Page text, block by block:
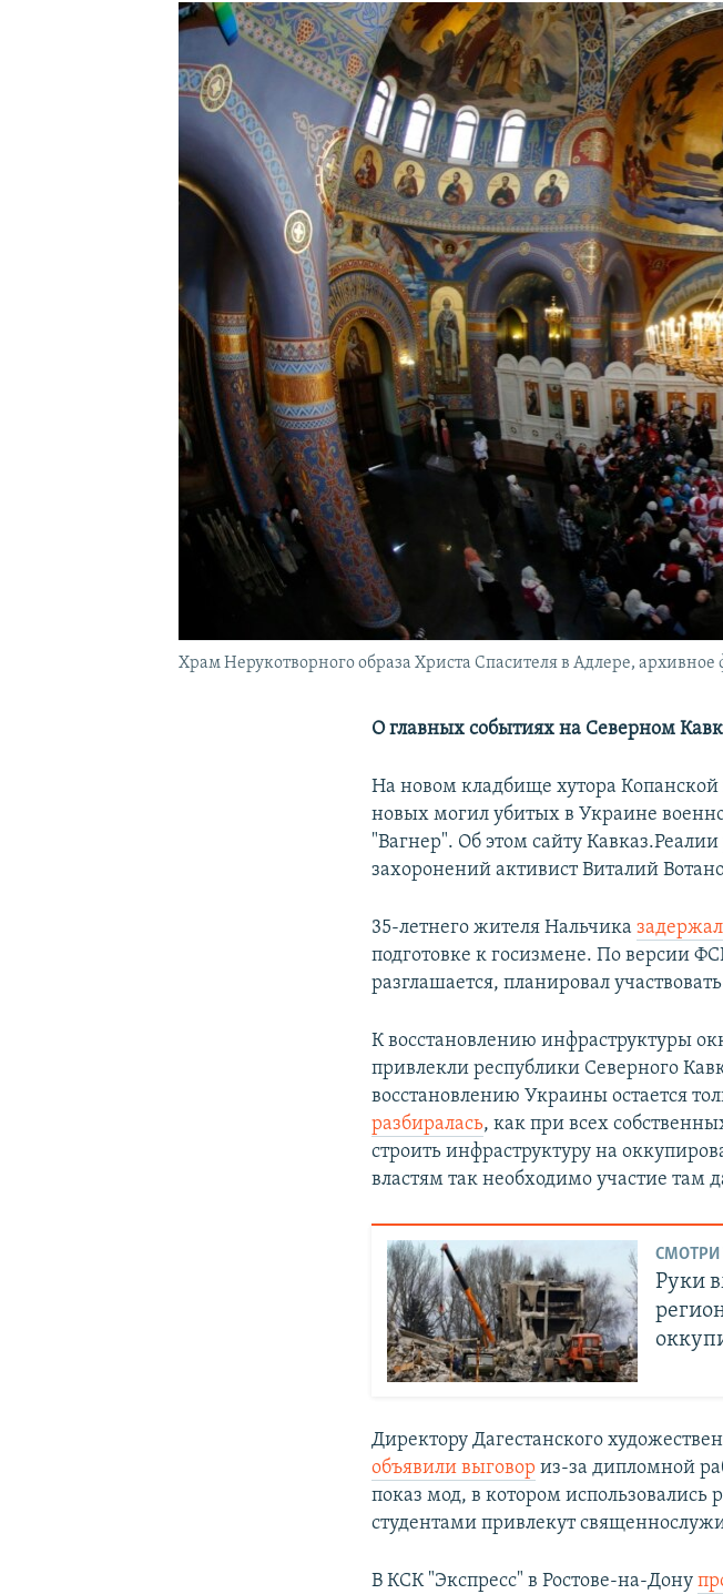
ПОДПИШИТЕСЬ НА РАССЫЛКУ
Храм Нерукотворного образа Христа Спасителя в Адлере, архивное
О главных событиях на Северном
На новом кладбище хутора
новых могил убитых в Украине
"Вагнер". Об этом сайту
захоронений активист Виталий
35-летнего жителя Нальчика
подготовке к госизмене. По версии
разглашается, планировал
К восстановлению инфраструктуры
привлекли республики Северного
восстановлению Украины остается
разбиралась, как при всех
строить инфраструктуру на
властям так необходимо участие там
СМОТРИ
Руки
Директору Дагестанского
объявили выговор из-за дипломной
показ мод, в котором использовались
студентами привлекут
В КСК "Экспресс" в Ростове-на-Дону